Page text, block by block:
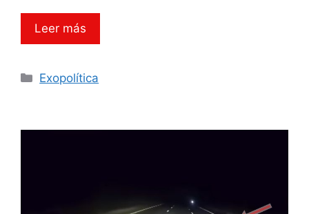
Leer más
Categorías
Exopolítica